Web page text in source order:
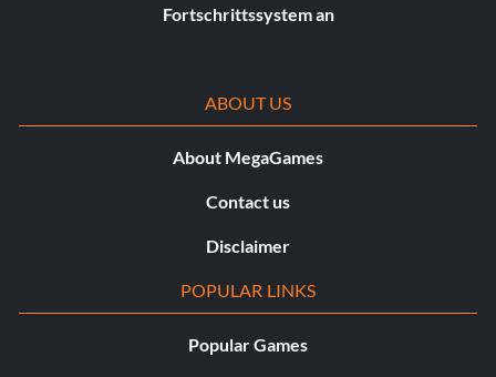
Fortschrittssystem an
ABOUT US
About MegaGames
Contact us
Disclaimer
POPULAR LINKS
Popular Games